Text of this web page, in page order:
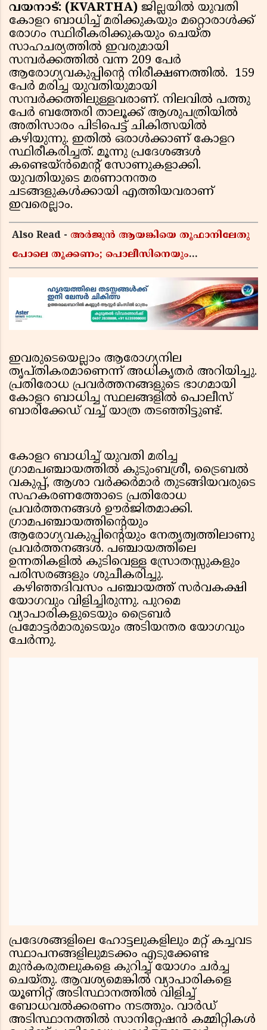
വയനാട്: (KVARTHA) ജില്ലയില്‍ യുവതി
കോളറ ബാധിച്ച് മരിക്കുകയും മറ്റൊരാള്‍ക്ക്
രോഗം സ്ഥിരീകരിക്കുകയും ചെയ്ത
സാഹചര്യത്തില്‍ ഇവരുമായി
സമ്പര്‍ക്കത്തില്‍ വന്ന 209 പേര്‍
ആരോഗ്യവകുപ്പിന്റെ നിരീക്ഷണത്തില്‍. 159
പേര്‍ മരിച്ച യുവതിയുമായി
സമ്പര്‍ക്കത്തിലുള്ളവരാണ്. നിലവില്‍ പത്തു
പേര്‍ ബത്തേരി താലൂക്ക് ആശുപത്രിയില്‍
അതിസാരം പിടിപെട്ട് ചികിത്സയില്‍
കഴിയുന്നു. ഇതില്‍ ഒരാള്‍ക്കാണ് കോളറ
സ്ഥിരീകരിച്ചത്. മൂന്നു പ്രദേശങ്ങള്‍
കണ്ടെയ്ന്‍മെന്റ് സോണുകളാക്കി.
യുവതിയുടെ മരണാനന്തര
ചടങ്ങളുകള്‍ക്കായി എത്തിയവരാണ്
ഇവരെല്ലാം.
Also Read - അർജുൻ ആയങ്കിയെ തൂഫാനിലേതു
പോലെ തൂക്കണം; പൊലീസിനെയും
ജയരാജൻ
ഇവരുടെയെല്ലാം ആരോഗ്യനില
തൃപ്തികരമാണെന്ന് അധികൃതര്‍ അറിയിച്ചു.
പ്രതിരോധ പ്രവര്‍ത്തനങ്ങളുടെ ഭാഗമായി
കോളറ ബാധിച്ച സ്ഥലങ്ങളില്‍ പൊലീസ്
ബാരിക്കേഡ് വച്ച് യാത്ര തടഞ്ഞിട്ടുണ്ട്.
കോളറ ബാധിച്ച് യുവതി മരിച്ച
ഗ്രാമപഞ്ചായത്തില്‍ കുടുംബശ്രീ, ട്രൈബല്‍
വകുപ്പ്, ആശാ വര്‍ക്കര്‍മാര്‍ തുടങ്ങിയവരുടെ
സഹകരണത്തോടെ പ്രതിരോധ
പ്രവര്‍ത്തനങ്ങള്‍ ഊര്‍ജിതമാക്കി.
ഗ്രാമപഞ്ചായത്തിന്റെയും
ആരോഗ്യവകുപ്പിന്റെയും നേതൃത്വത്തിലാണു
പ്രവര്‍ത്തനങ്ങള്‍. പഞ്ചായത്തിലെ
ഉന്നതികളില്‍ കുടിവെള്ള സ്രോതസ്സുകളും
പരിസരങ്ങളും ശുചീകരിച്ചു.
കഴിഞ്ഞദിവസം പഞ്ചായത്ത് സര്‍വകക്ഷി
യോഗവും വിളിച്ചിരുന്നു. പുറമെ
വ്യാപാരികളുടെയും ട്രൈബര്‍
പ്രമോട്ടര്‍മാരുടെയും അടിയന്തര യോഗവും
ചേര്‍ന്നു.
പ്രദേശങ്ങളിലെ ഹോട്ടലുകളിലും മറ്റ് കച്ചവട
സ്ഥാപനങ്ങളിലുമടക്കം എടുക്കേണ്ട
മുന്‍കരുതലുകളെ കുറിച്ച് യോഗം ചര്‍ച്ച
ചെയ്തു. ആവശ്യമെങ്കില്‍ വ്യാപാരികളെ
യൂണിറ്റ് അടിസ്ഥാനത്തില്‍ വിളിച്ച്
ബോധവല്‍ക്കരണം നടത്തും. വാര്‍ഡ്
അടിസ്ഥാനത്തില്‍ സാനിറ്റേഷന്‍ കമ്മിറ്റികള്‍